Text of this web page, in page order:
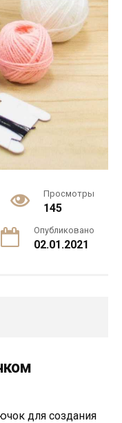
Просмотры
145
Опубликовано
02.01.2021
для создания